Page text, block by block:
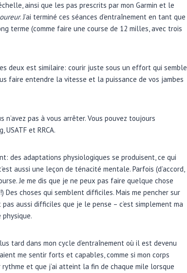
ainsi que les pas prescrits par mon Garmin et le
. J’ai terminé ces séances d’entraînement en tant que
terme (comme faire une course de 12 milles, avec trois
deux est similaire: courir juste sous un effort qui semble
faire entendre la vitesse et la puissance de vos jambes
n’avez pas à vous arrêter. Vous pouvez toujours
et RRCA.
des adaptations physiologiques se produisent, ce qui
aussi une leçon de ténacité mentale. Parfois (d’accord,
Je me dis que je ne peux pas faire quelque chose
choses qui semblent difficiles. Mais me pencher sur
aussi difficiles que je le pense – c’est simplement ma
tard dans mon cycle d’entraînement où il est devenu
me sentir forts et capables, comme si mon corps
et que j’ai atteint la fin de chaque mile lorsque